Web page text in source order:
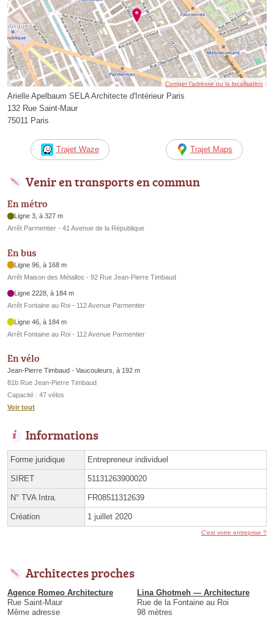
Corriger l’adresse ou la localisation
Arielle Apelbaum SELA Architecte d'Intérieur Paris
132 Rue Saint-Maur
75011 Paris
Trajet Waze Trajet Maps
Venir en transports en commun
En métro
Ligne 3, à 327 m
Arrêt Parmentier - 41 Avenue de la République
En bus
Ligne 96, à 168 m
Arrêt Maison des Métallos - 92 Rue Jean-Pierre Timbaud
Ligne 2228, à 184 m
Arrêt Fontaine au Roi - 112 Avenue Parmentier
Ligne 46, à 184 m
Arrêt Fontaine au Roi - 112 Avenue Parmentier
En vélo
Jean-Pierre Timbaud - Vaucouleurs, à 192 m
81b Rue Jean-Pierre Timbaud
Capacité : 47 vélos
Voir tout
Informations
Forme juridique Entrepreneur individuel
SIRET 51131263900020
N° TVA Intra. FR08511312639
Création 1 juillet 2020
C'est votre entreprise ?
Architectes proches
Agence Romeo Architecture
Rue Saint-Maur
Même adresse
Lina Ghotmeh — Architecture
Rue de la Fontaine au Roi
98 mètres